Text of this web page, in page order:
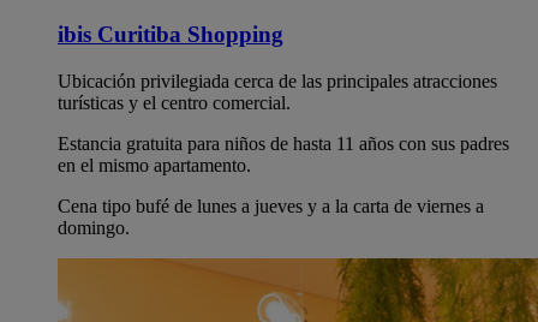
ibis Curitiba Shopping
Ubicación privilegiada cerca de las principales atracciones
turísticas y el centro comercial.
Estancia gratuita para niños de hasta 11 años con sus padres
en el mismo apartamento.
Cena tipo bufé de lunes a jueves y a la carta de viernes a
domingo.